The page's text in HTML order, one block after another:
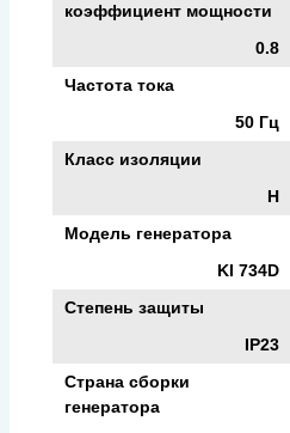
коэффициент мощности
0.8
Частота тока
50 Гц
Класс изоляции
H
Модель генератора
KI 734D
Степень защиты
IP23
Страна сборки
генератора